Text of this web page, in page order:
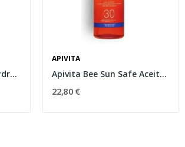
Apivita Bee Sun Safe Hydra Melting Spray...
APIVITA
Apivita Bee Sun Safe Aceite Corporal Spf30 200ml
22,80 €